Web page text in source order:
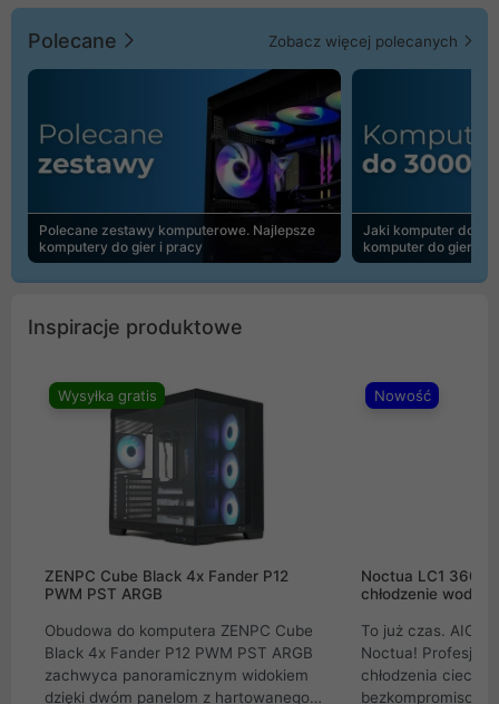
Polecane Zobacz więcej polecanych
Polecane zestawy komputerowe. Najlepsze
komputery do gier i pracy
Jaki komputer do
komputer do gier |
Inspiracje produktowe
Wysyłka gratis
ZENPC Cube Black 4x Fander P12
PWM PST ARGB
Obudowa do komputera ZENPC Cube
Black 4x Fander P12 PWM PST ARGB
zachwyca panoramicznym widokiem
dzięki dwóm panelom z hartowanego
Nowość
Noctua LC1
chłodzenie wodne
To już czas. AIO
Noctua!
chłodzenia cieczą